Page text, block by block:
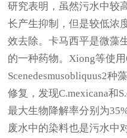
研究表明，虽然污水中较
长产生抑制，但是较低浓
效去除。卡马西平是微藻
的一种药物。Xiong等使用
Scenedesmusobliquus2种
修复，发现C.mexicana和
最大生物降解率分别为
废水中的染料也是污水中